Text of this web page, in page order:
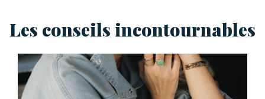
Les conseils incontournables